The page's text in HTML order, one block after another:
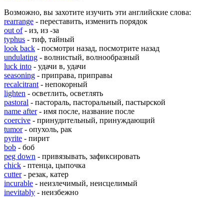
Возможно, вы захотите изучить эти английские слова:
rearrange - переставить, изменить порядок
out of- из, из -за
typhus - тиф, тайный
look back - посмотри назад, посмотрите назад
undulating - волнистый, волнообразный
luck into - удачи в, удачи
seasoning - приправа, приправы
recalcitrant - непокорный
lighten - осветлить, осветлять
pastoral - пастораль, пасторальный, пастырской
name after- имя после, название после
coercive - принудительный, принуждающий
tumor- опухоль, рак
pyrite - пирит
bob - боб
peg down - привязывать, зафиксировать
chick - птенца, цыпочка
cutter- резак, катер
incurable - неизлечимый, неисцелимый
inevitably - неизбежно